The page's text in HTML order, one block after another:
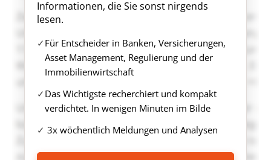
Informationen, die Sie sonst nirgends
lesen.
Für Entscheider in Banken, Versicherungen,
Asset Management, Regulierung und der
Immobilienwirtschaft
Das Wichtigste recherchiert und kompakt
verdichtet. In wenigen Minuten im Bilde
3x wöchentlich Meldungen und Analysen